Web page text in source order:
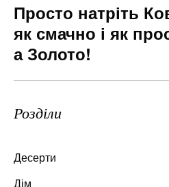
Просто натріть
як смачно і як
а Золото!
Розділи
Десерти
Дім